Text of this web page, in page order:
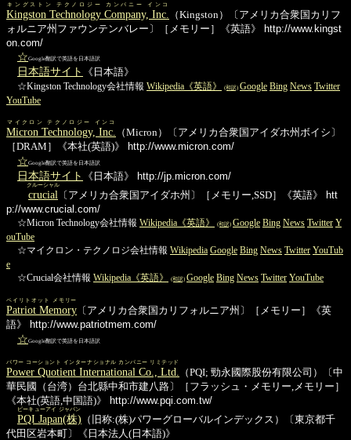
Kingston Technology Company, Inc.
キングストン テクノロジー カンパニー インコ
（Kingston）〔アメリカ合衆国カリフ
ォルニア州ファウンテンバレー〕［メモリー］《英語》
http://www.kingst
on.com/
☆Google翻訳で英語を日本語訳
日本語サイト
《日本語》
☆Kingston Technology会社情報 Wikipedia《英語》 (和訳) Google Bing News Twitter
YouTube
Micron Technology, Inc.
マイクロン テクノロジー インコ
（Micron）〔アメリカ合衆国アイダホ州ボイシ〕
［DRAM］《本社(英語)》
http://www.micron.com/
☆Google翻訳で英語を日本語訳
日本語サイト 《日本語》 http://jp.micron.com/
crucial
クルーシャル
〔アメリカ合衆国アイダホ州〕［メモリー,SSD］《英語》
htt
p://www.crucial.com/
☆Micron Technology会社情報 Wikipedia《英語》 (和訳) Google Bing News Twitter Y
ouTube
☆マイクロン・テクノロジ会社情報 Wikipedia Google Bing News Twitter YouTub
e
☆Crucial会社情報 Wikipedia《英語》 (和訳) Google Bing News Twitter YouTube
Patriot Memory
ペイリトオット メモリー
〔アメリカ合衆国カリフォルニア州〕［メモリー］《英
語》
http://www.patriotmem.com/
☆Google翻訳で英語を日本語訳
Power Quotient International Co., Ltd.
パワー コーショント インターナショナル カンパニー リミテッド
（PQI; 勁永國際股份有限公司）〔中
華民國（台湾）台北縣中和市建八路〕［フラッシュ・メモリー,メモリー］
《本社(英語,中国語)》
http://www.pqi.com.tw/
PQI Japan(株)
ピーキューアイ ジャパン
（旧称:(株)パワーグローバルインデックス）〔東京都千
代田区岩本町〕《日本法人(日本語)》